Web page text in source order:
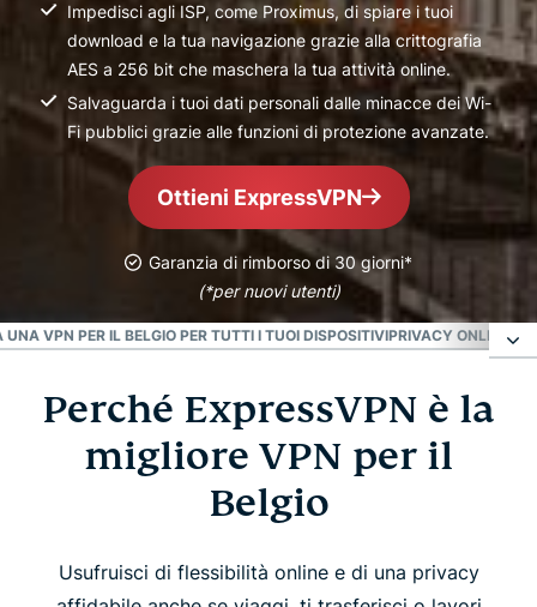
Impedisci agli ISP, come Proximus, di spiare i tuoi
download e la tua navigazione grazie alla crittografia
AES a 256 bit che maschera la tua attività online.
Salvaguarda i tuoi dati personali dalle minacce dei Wi-
Fi pubblici grazie alle funzioni di protezione avanzate.
Ottieni ExpressVPN
Garanzia di rimborso di 30 giorni*
(*per nuovi utenti)
UNA VPN PER IL BELGIO PER TUTTI I TUOI DISPOSITIVIPRIVACY ONLINE IN
Perché ExpressVPN è la migliore VPN per il
Come ottenere un indirizzo IP belga
Video: come configurare ExpressVPN per il Belgio
Perché ExpressVPN è la
migliore VPN per il
Belgio
Usufruisci di flessibilità online e di una privacy